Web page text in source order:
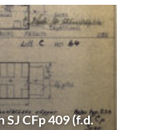
SJ CFp 409 (f.d.